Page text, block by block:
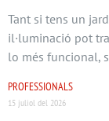
Tant si tens un
il·luminació pot
lo més funcional,
PROFESSIONALS
15 juliol del 2026